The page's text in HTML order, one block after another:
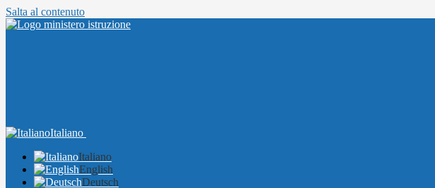
Salta al contenuto
Italiano
Italiano
English
Deutsch